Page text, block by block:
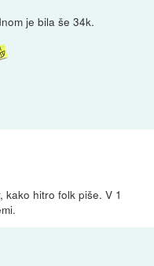
je bila še 34k.
hitro folk piše. V 1